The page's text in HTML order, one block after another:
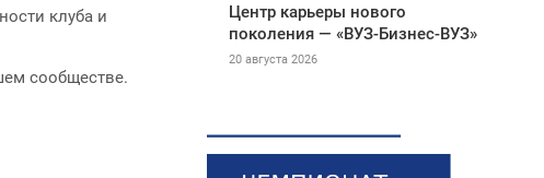
клуба и
сообществе.
Центр карьеры нового
поколения — «ВУЗ-Бизнес-ВУЗ»
20 августа 2026